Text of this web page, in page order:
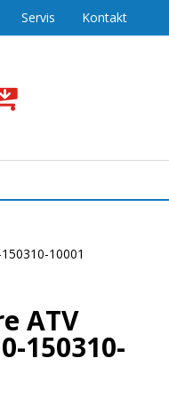
Servis Kontakt
10001
ATV
150310-